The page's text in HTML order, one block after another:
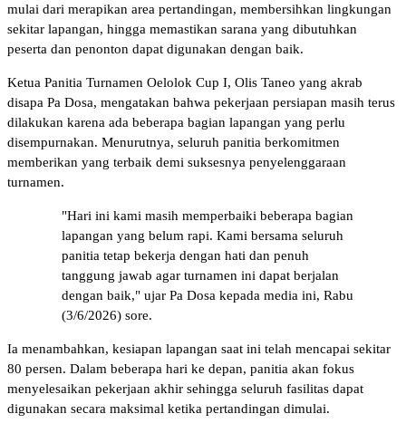
mulai dari merapikan area pertandingan, membersihkan lingkungan
sekitar lapangan, hingga memastikan sarana yang dibutuhkan
peserta dan penonton dapat digunakan dengan baik.
Ketua Panitia Turnamen Oelolok Cup I, Olis Taneo yang akrab
disapa Pa Dosa, mengatakan bahwa pekerjaan persiapan masih terus
dilakukan karena ada beberapa bagian lapangan yang perlu
disempurnakan. Menurutnya, seluruh panitia berkomitmen
memberikan yang terbaik demi suksesnya penyelenggaraan
turnamen.
"Hari ini kami masih memperbaiki beberapa bagian
lapangan yang belum rapi. Kami bersama seluruh
panitia tetap bekerja dengan hati dan penuh
tanggung jawab agar turnamen ini dapat berjalan
dengan baik," ujar Pa Dosa kepada media ini, Rabu
(3/6/2026) sore.
Ia menambahkan, kesiapan lapangan saat ini telah mencapai sekitar
80 persen. Dalam beberapa hari ke depan, panitia akan fokus
menyelesaikan pekerjaan akhir sehingga seluruh fasilitas dapat
digunakan secara maksimal ketika pertandingan dimulai.